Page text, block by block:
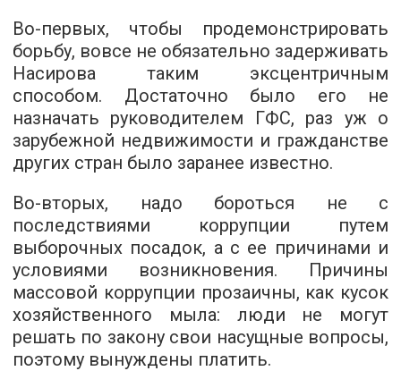
Во-первых, чтобы продемонстрировать
борьбу, вовсе не обязательно задерживать
Насирова таким эксцентричным
способом. Достаточно было его не
назначать руководителем ГФС, раз уж о
зарубежной недвижимости и гражданстве
других стран было заранее известно.
Во-вторых, надо бороться не с
последствиями коррупции путем
выборочных посадок, а с ее причинами и
условиями возникновения. Причины
массовой коррупции прозаичны, как кусок
хозяйственного мыла: люди не могут
решать по закону свои насущные вопросы,
поэтому вынуждены платить.